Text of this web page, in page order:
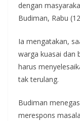
dengan
Budiman, Rabu
Ia mengatakan,
warga kuasai dan
harus
tak terulang.
Budiman
merespons